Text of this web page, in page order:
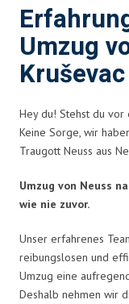
Umzug
Kruševac
Hey du! Stehst du vor
Keine Sorge, wir
Traugott Neuss aus
Umzug von Neuss
wie nie zuvor.
Unser erfahrenes
reibungslosen und
Umzug eine
Deshalb nehmen wir